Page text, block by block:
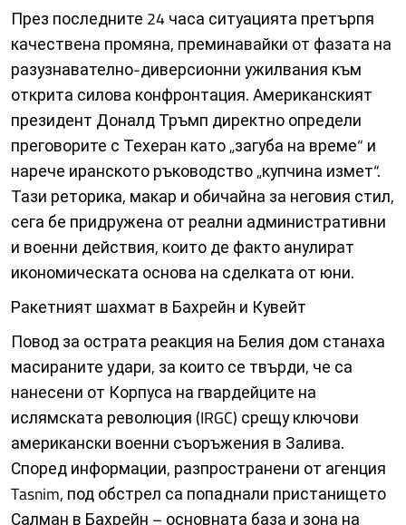
През последните 24 часа ситуацията претърпя
качествена промяна, преминавайки от фазата на
разузнавателно-диверсионни ужилвания към
открита силова конфронтация. Американският
президент Доналд Тръмп директно определи
преговорите с Техеран като „загуба на време“ и
нарече иранското ръководство „купчина измет“.
Тази реторика, макар и обичайна за неговия стил,
сега бе придружена от реални административни
и военни действия, които де факто анулират
икономическата основа на сделката от юни.
Ракетният шахмат в Бахрейн и Кувейт
Повод за острата реакция на Белия дом станаха
масираните удари, за които се твърди, че са
нанесени от Корпуса на гвардейците на
ислямската революция (IRGC) срещу ключови
американски военни съоръжения в Залива.
Според информации, разпространени от агенция
Tasnim, под обстрел са попаднали пристанището